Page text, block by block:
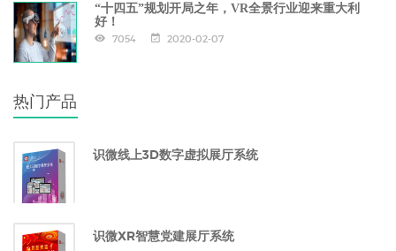
“十四五”规划开局之年，VR全景行业迎来重大利
好！
7054 2020-02-07
热门产品
识微线上3D数字虚拟展厅系统
识微XR智慧党建展厅系统